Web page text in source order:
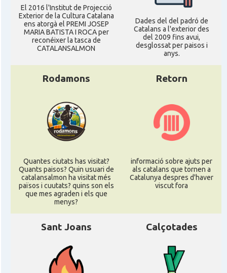
El 2016 l'Institut de Projecció
Exterior de la Cultura Catalana
ens atorgà el PREMI JOSEP
MARIA BATISTA I ROCA per
reconéixer la tasca de
CATALANSALMON
Dades del del padró de
Catalans a l'exterior des
del 2009 fins avui,
desglossat per paisos i
anys.
Rodamons
Quantes ciutats has visitat?
Quants paisos? Quin usuari de
catalansalmon ha visitat més
països i cuutats? quins son els
que mes agraden i els que
menys?
Retorn
informació sobre ajuts per
als catalans que tornen a
Catalunya despres d'haver
viscut fora
Sant Joans Calçotades